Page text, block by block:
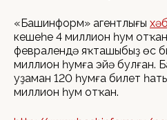
«Башинформ» агентлығы
кешеһе 4 миллион һум
февралендә яҡташыбыҙ өс
миллион һумға эйә булған.
уҙаман 120 һумға билет
миллион һум отҡан.